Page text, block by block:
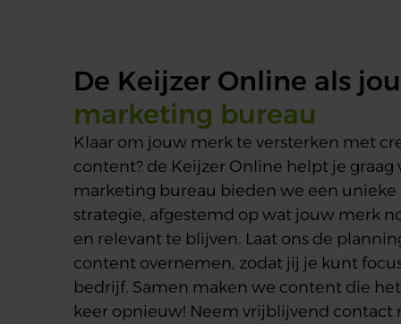
De Keijzer Online als
marketing bureau
Klaar om jouw merk te versterken met
content? de Keijzer Online helpt je
marketing bureau bieden we een
strategie, afgestemd op wat jouw merk
en relevant te blijven. Laat ons de
content overnemen, zodat jij je kunt
bedrijf. Samen maken we content die
keer opnieuw! Neem vrijblijvend contact